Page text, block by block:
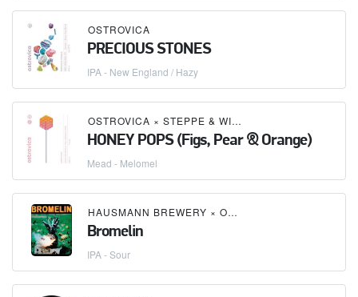
OSTROVICA
PRECIOUS STONES
IPA - New England / Hazy
OSTROVICA × STEPPE & WIND MEADERY (СТЕПЬ И ВЕТЕР)
HONEY POPS (Figs, Pear & Orange)
Mead - Melomel
HAUSMANN BREWERY × OSTROVICA
Bromelin
IPA - Sour